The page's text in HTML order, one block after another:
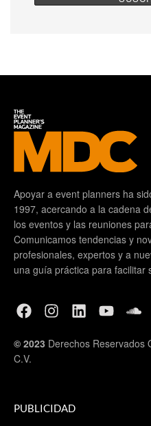
Apoyar a event planners ha
1997, acercando a la cadena
los eventos y las reuniones
Comunicamos tendencias y
profesionales, expertos y a
una guía práctica para facilitar
© 2023 Derechos Reservados
C.V.
PUBLICIDAD